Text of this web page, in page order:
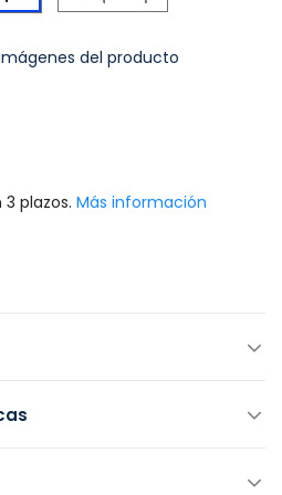
del producto
3 plazos. Más información